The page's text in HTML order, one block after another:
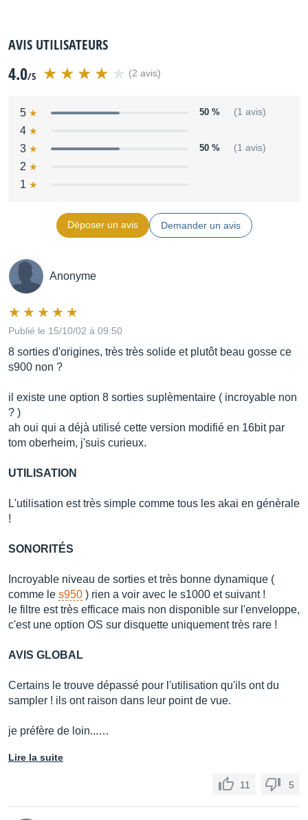
AVIS UTILISATEURS
4.0/5 (2 avis)
5 50 % (1 avis)
4
3
50 % (1 avis)
2
1
Déposer un avis Demander un avis
Anonyme
Publié le 15/10/02 à 09:50
8 sorties d'origines, très très solide et plutôt beau gosse ce
s900 non ?
il existe une option 8 sorties suplèmentaire ( incroyable non
? )
ah oui qui a déjà utilisé cette version modifié en 16bit par
tom oberheim, j'suis curieux.
UTILISATION
L'utilisation est très simple comme tous les akai en génèrale
!
SONORITÉS
Incroyable niveau de sorties et très bonne dynamique (
comme le s950 ) rien a voir avec le s1000 et suivant !
le filtre est très efficace mais non disponible sur l'enveloppe,
c'est une option OS sur disquette uniquement très rare !
AVIS GLOBAL
Certains le trouve dépassé pour l'utilisation qu'ils ont du
sampler ! ils ont raison dans leur point de vue.
je préfère de loin...…
Lire la suite
11 5